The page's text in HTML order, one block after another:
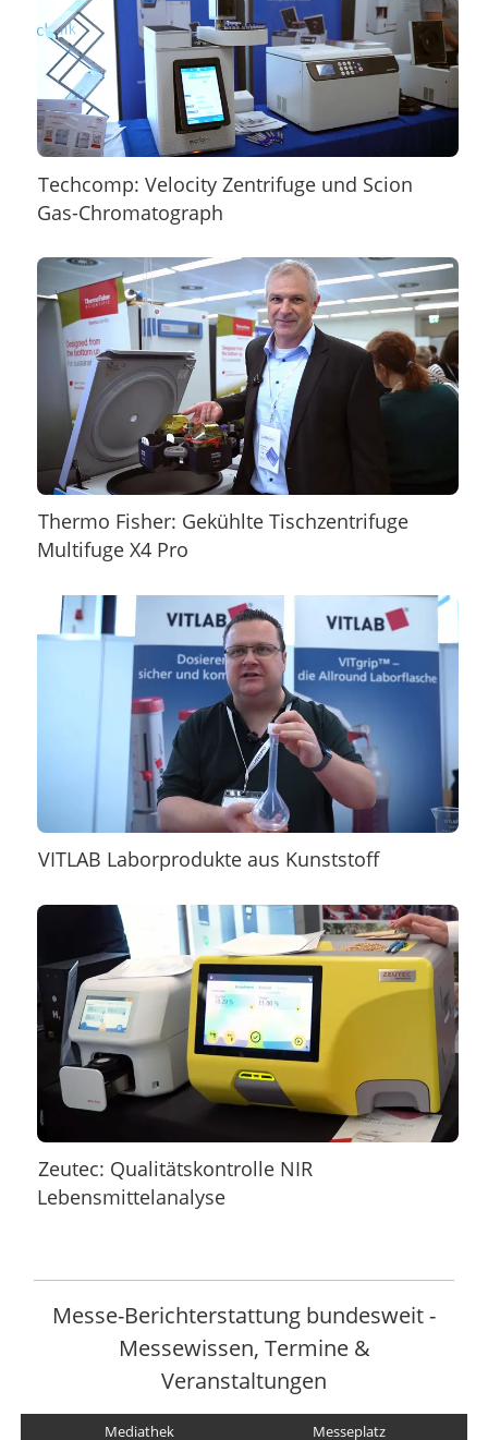
Techcomp: Velocity Zentrifuge und Scion
Gas-Chromatograph
Thermo Fisher: Gekühlte Tischzentrifuge
Multifuge X4 Pro
VITLAB Laborprodukte aus Kunststoff
Zeutec: Qualitätskontrolle NIR
Lebensmittelanalyse
Messe-Berichterstattung bundesweit -
Messewissen, Termine &
Veranstaltungen
Mediathek Messeplatz